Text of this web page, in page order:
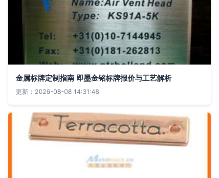
金属标牌定制指南 即墨金铭标牌报价与工艺解析
更新：2026-08-08 14:31:48